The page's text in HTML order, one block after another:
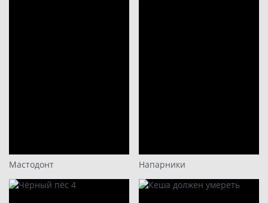
Мастодонт Напарники